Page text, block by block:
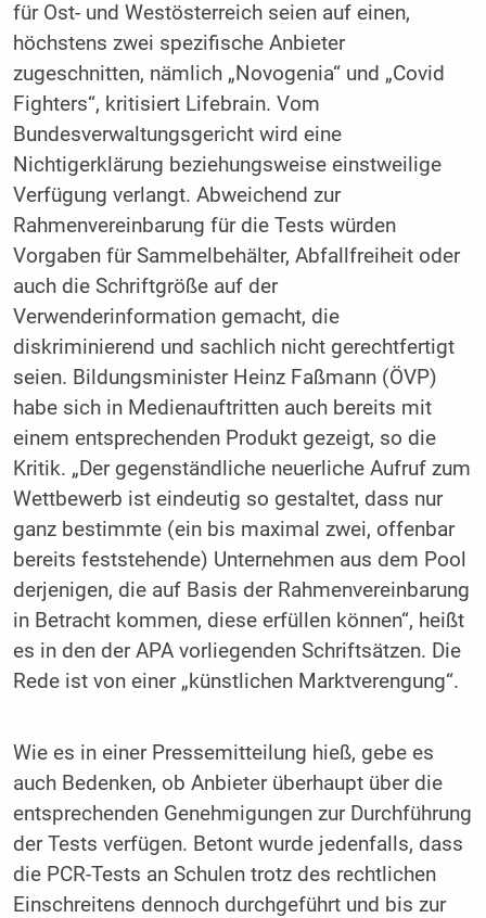
für Ost- und Westösterreich seien auf einen,
höchstens zwei spezifische Anbieter
zugeschnitten, nämlich „Novogenia“ und „Covid
Fighters“, kritisiert Lifebrain. Vom
Bundesverwaltungsgericht wird eine
Nichtigerklärung beziehungsweise einstweilige
Verfügung verlangt. Abweichend zur
Rahmenvereinbarung für die Tests würden
Vorgaben für Sammelbehälter, Abfallfreiheit oder
auch die Schriftgröße auf der
Verwenderinformation gemacht, die
diskriminierend und sachlich nicht gerechtfertigt
seien. Bildungsminister Heinz Faßmann (ÖVP)
habe sich in Medienauftritten auch bereits mit
einem entsprechenden Produkt gezeigt, so die
Kritik. „Der gegenständliche neuerliche Aufruf zum
Wettbewerb ist eindeutig so gestaltet, dass nur
ganz bestimmte (ein bis maximal zwei, offenbar
bereits feststehende) Unternehmen aus dem Pool
derjenigen, die auf Basis der Rahmenvereinbarung
in Betracht kommen, diese erfüllen können“, heißt
es in den der APA vorliegenden Schriftsätzen. Die
Rede ist von einer „künstlichen Marktverengung“.
Wie es in einer Pressemitteilung hieß, gebe es
auch Bedenken, ob Anbieter überhaupt über die
entsprechenden Genehmigungen zur Durchführung
der Tests verfügen. Betont wurde jedenfalls, dass
die PCR-Tests an Schulen trotz des rechtlichen
Einschreitens dennoch durchgeführt und bis zur